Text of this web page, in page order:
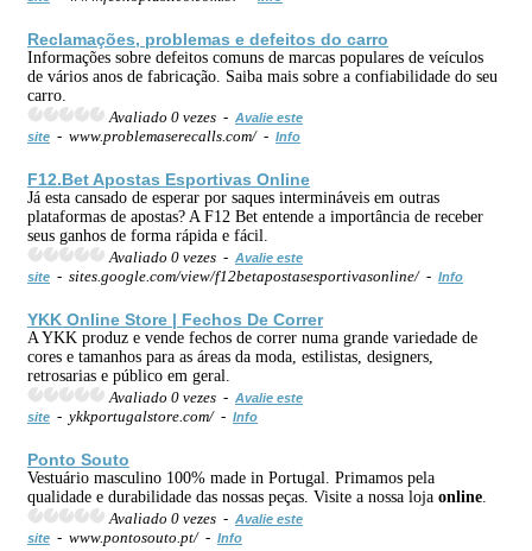
Reclamações, problemas e defeitos do carro
Informações sobre defeitos comuns de marcas populares de veículos
de vários anos de fabricação. Saiba mais sobre a confiabilidade do seu
carro.
Avaliado 0 vezes - Avalie este
site - www.problemaserecalls.com/ - Info
F12.Bet Apostas Esportivas Online
Já esta cansado de esperar por saques intermináveis em outras
plataformas de apostas? A F12 Bet entende a importância de receber
seus ganhos de forma rápida e fácil.
Avaliado 0 vezes - Avalie este
site - sites.google.com/view/f12betapostasesportivasonline/ - Info
YKK Online Store | Fechos De Correr
A YKK produz e vende fechos de correr numa grande variedade de
cores e tamanhos para as áreas da moda, estilistas, designers,
retrosarias e público em geral.
Avaliado 0 vezes - Avalie este
site - ykkportugalstore.com/ - Info
Ponto Souto
Vestuário masculino 100% made in Portugal. Primamos pela
qualidade e durabilidade das nossas peças. Visite a nossa loja online
Avaliado 0 vezes - Avalie este
site - www.pontosouto.pt/ - Info